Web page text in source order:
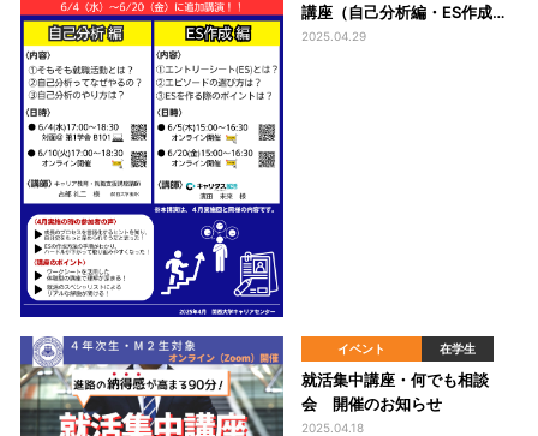
講座（自己分析編・ES作成
編）」開催のお知らせ
2025.04.29
イベント 在学生
就活集中講座・何でも相談
会 開催のお知らせ
2025.04.18